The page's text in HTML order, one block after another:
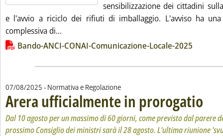
sensibilizzazione dei cittadini
e l'avvio a riciclo dei rifiuti di imballaggio. L'avviso ha una
complessiva di...
Lista allegati PDF alla notizia
Bando-ANCI-CONAI-Comunicazione-Locale-2025
07/08/2025 - Normativa e Regolazione
Arera ufficialmente in prorogatio
Dal 10 agosto per un massimo di 60 giorni, come previsto dal parere
prossimo Consiglio dei ministri sarà il 28 agosto. L'ultima riunione